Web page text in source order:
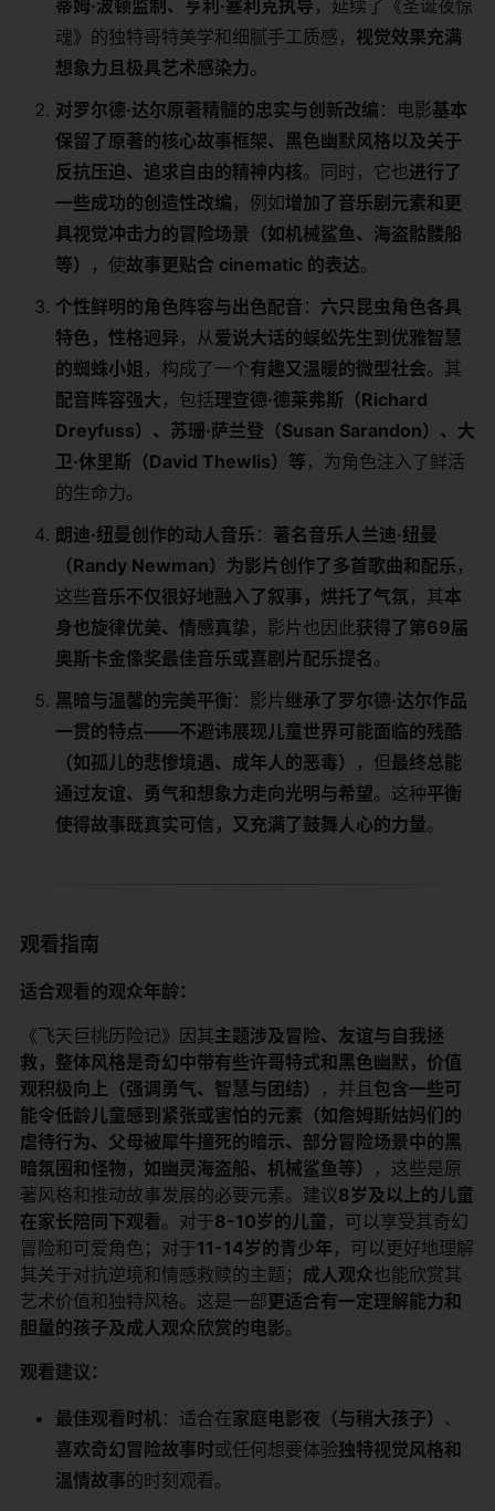
蒂姆·波顿监制、亨利·塞利克执导​ ​，延续了《圣诞夜惊
魂》的独特哥特美学和细腻手工质感，​ ​视觉效果充满
想象力且极具艺术感染力​​。
​对罗尔德·达尔原著精髓的忠实与创新改编​ ​：电影​​基本
保留了原著的核心故事框架、黑色幽默风格以及关于
反抗压迫、追求自由的精神内核​​。同时，它也​​进行了
一些成功的创造性改编​ ​，例如​​增加了音乐剧元素和更
具视觉冲击力的冒险场景（如机械鲨鱼、海盗骷髅船
等）​
​，使​​故事更贴合 cinematic 的表达​​。
​个性鲜明的角色阵容与出色配音​ ​：​ ​六只昆虫角色各具
特色，性格迥异​ ​，从​​爱说大话的蜈蚣先生到优雅智慧
的蜘蛛小姐​ ​，构成了一个​​有趣又温暖的微型社会​​。其​
配音阵容强大​ ​，包括​​理查德·德莱弗斯（Richard
Dreyfuss）、苏珊·萨兰登（Susan Sarandon）、大
卫·休里斯（David Thewlis）等​ ​，为角色注入了鲜活
的生命力。
​朗迪·纽曼创作的动人音乐​ ​：​ ​著名音乐人兰迪·纽曼
（Randy Newman）为影片创作了多首歌曲和配乐​ ​，
这些​​音乐不仅很好地融入了叙事，烘托了气氛​ ​，其​​本
身也旋律优美、情感真挚​ ​，影片也因此​​获得了第69届
奥斯卡金像奖最佳音乐或喜剧片配乐提名​​。
​黑暗与温馨的完美平衡​ ​：影片​​继承了罗尔德·达尔作品
一贯的特点——不避讳展现儿童世界可能面临的残酷
（如孤儿的悲惨境遇、成年人的恶毒）​
​，但​​最终总能
通过友谊、勇气和想象力走向光明与希望​​。这种​​平衡
使得故事既真实可信，又充满了鼓舞人心的力量​​。
观看指南
​适合观看的观众年龄：​
《飞天巨桃历险记》因其​​主题涉及冒险、友谊与自我拯
救，整体风格是奇幻中带有些许哥特式和黑色幽默，价值
观积极向上（强调勇气、智慧与团结）​
​，并且​ ​包含一些可
能令低龄儿童感到紧张或害怕的元素（如詹姆斯姑妈们的
虐待行为、父母被犀牛撞死的暗示、部分冒险场景中的黑
暗氛围和怪物，如幽灵海盗船、机械鲨鱼等）​
​，这些是原
著风格和推动故事发展的必要元素。建议​​8岁及以上的儿童
在家长陪同下观看​​。对于​​8-10岁的儿童​ ​，可以享受其奇幻
冒险和可爱角色；对于​​11-14岁的青少年​ ​，可以更好地理解
其关于对抗逆境和情感救赎的主题；​ ​成人观众​​也能欣赏其
艺术价值和独特风格。这是一部​​更适合有一定理解能力和
胆量的孩子及成人观众欣赏的电影​​。
​观看建议：​
​最佳观看时机​​：适合在​​家庭电影夜（与稍大孩子）​ ​、​
喜欢奇幻冒险故事时​​或任何想要体验​​独特视觉风格和
温情故事​​的时刻观看。